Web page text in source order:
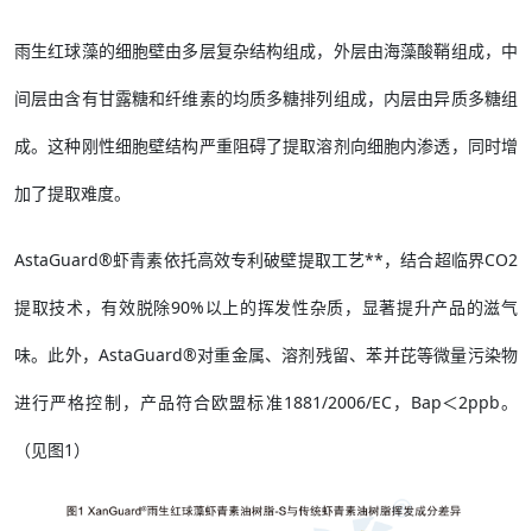
雨生红球藻的细胞壁由多层复杂结构组成，外层由海藻酸鞘组成，中
间层由含有甘露糖和纤维素的均质多糖排列组成，内层由异质多糖组
成。这种刚性细胞壁结构严重阻碍了提取溶剂向细胞内渗透，同时增
加了提取难度。
AstaGuard®虾青素依托高效专利破壁提取工艺**，结合超临界CO2
提取技术，有效脱除90%以上的挥发性杂质，显著提升产品的滋气
味。此外，AstaGuard®对重金属、溶剂残留、苯并芘等微量污染物
进行严格控制，产品符合欧盟标准1881/2006/EC，Bap＜2ppb。
（见图1）